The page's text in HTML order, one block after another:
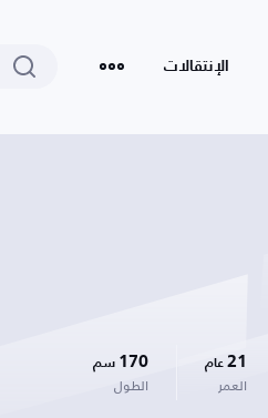
الإنتقالات
21 عام
العمر
170 سم
الطول